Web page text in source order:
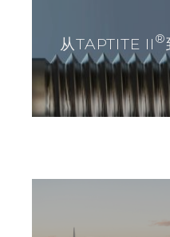
从TAPTITE II ®